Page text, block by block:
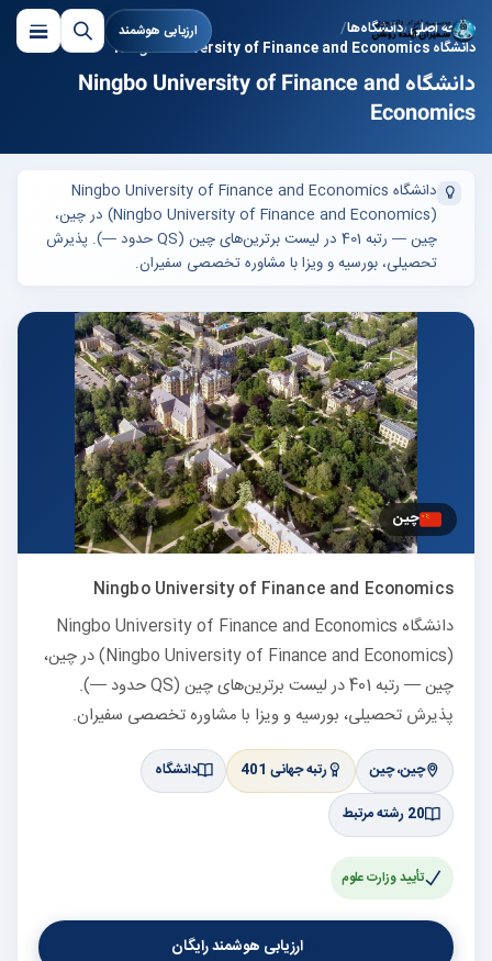
ارزیابی هوشمند صفحه اصلی دانشگاه‌ها
دانشگاه Ningbo University of Finance and Economics
دانشگاه Ningbo University of Finance and
Economics
دانشگاه Ningbo University of Finance and Economics
(Ningbo University of Finance and Economics) در چین،
چین — رتبه 401 در لیست برترین‌های چین (QS حدود —). پذیرش
تحصیلی، بورسیه و ویزا با مشاوره تخصصی سفیران.
Ningbo University of Finance and Economics
دانشگاه Ningbo University of Finance and Economics
(Ningbo University of Finance and Economics) در چین،
چین — رتبه 401 در لیست برترین‌های چین (QS حدود —).
پذیرش تحصیلی، بورسیه و ویزا با مشاوره تخصصی سفیران.
چین، چین رتبه جهانی 401
دانشگاه
20 رشته مرتبط
تأیید وزارت علوم
ارزیابی هوشمند رایگان
چین